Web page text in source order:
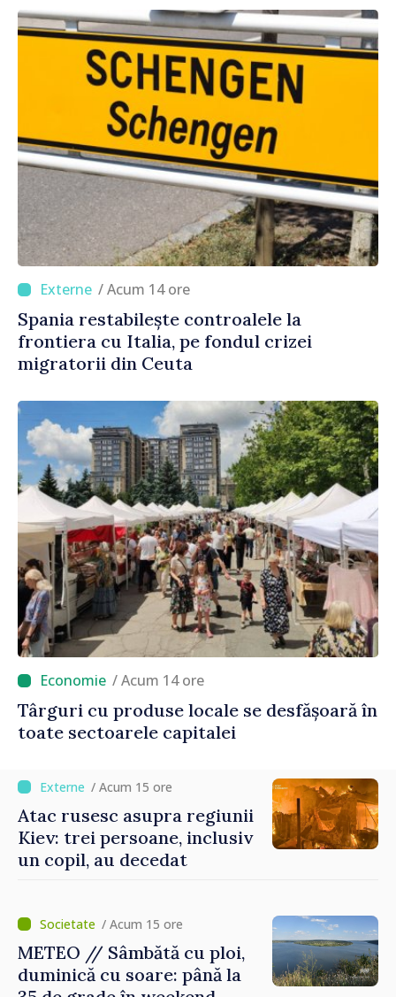
/ Acum 14 ore
Spania restabilește controalele la
frontiera cu Italia, pe fondul crizei
migratorii din Ceuta
/ Acum 14 ore
Târguri cu produse locale se desfășoară în
toate sectoarele capitalei
/ Acum 15 ore
Atac rusesc asupra regiunii
Kiev: trei persoane, inclusiv
un copil, au decedat
/ Acum 15 ore
METEO // Sâmbătă cu ploi,
duminică cu soare: până la